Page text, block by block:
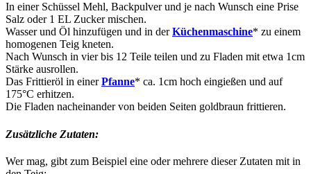
In einer Schüssel Mehl, Backpulver und je nach Wunsch eine Prise
Salz oder 1 EL Zucker mischen.
Wasser und Öl hinzufügen und in derKüchenmaschine* zu einem
homogenen Teig kneten.
Nach Wunsch in vier bis 12 Teile teilen und zu Fladen mit etwa 1cm
Stärke ausrollen.
Das Frittieröl in einerPfanne* ca. 1cm hoch eingießen und auf
175°C erhitzen.
Die Fladen nacheinander von beiden Seiten goldbraun frittieren.
Zusätzliche Zutaten:
Wer mag, gibt zum Beispiel eine oder mehrere dieser Zutaten mit in